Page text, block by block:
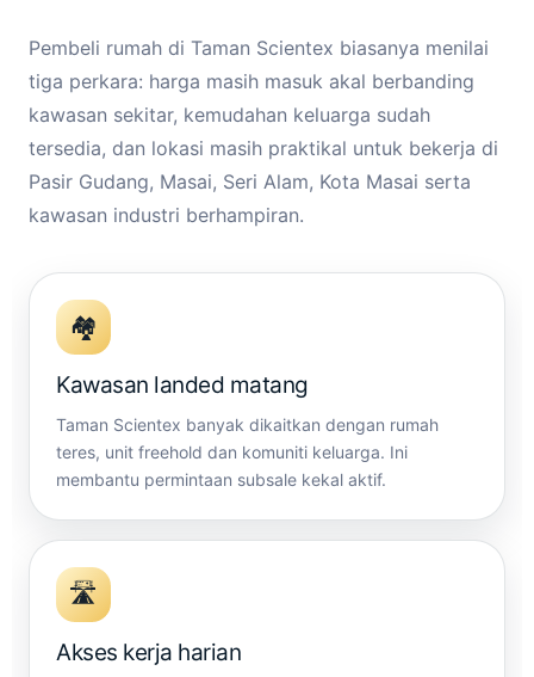
Pembeli rumah di Taman Scientex biasanya menilai
tiga perkara: harga masih masuk akal berbanding
kawasan sekitar, kemudahan keluarga sudah
tersedia, dan lokasi masih praktikal untuk bekerja di
Pasir Gudang, Masai, Seri Alam, Kota Masai serta
kawasan industri berhampiran.
🏘️
Kawasan landed matang
Taman Scientex banyak dikaitkan dengan rumah
teres, unit freehold dan komuniti keluarga. Ini
membantu permintaan subsale kekal aktif.
🛣️
Akses kerja harian